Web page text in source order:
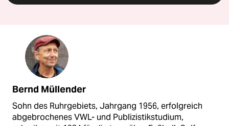
Bernd Müllender
Sohn des Ruhrgebiets, Jahrgang 1956, erfolgreich
abgebrochenes VWL- und Publizistikstudium,